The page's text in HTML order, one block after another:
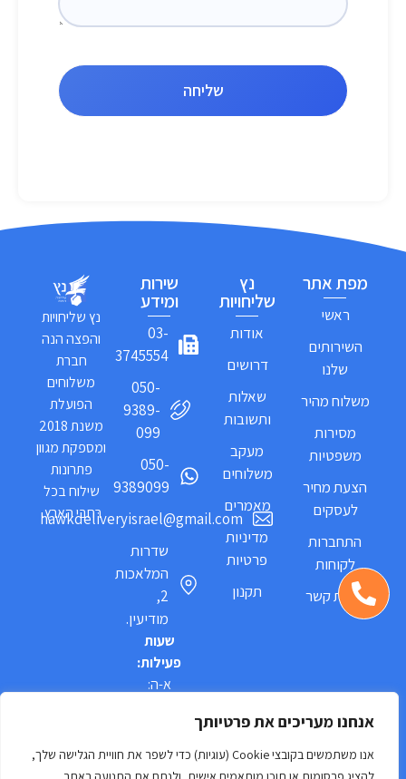
אנחנו מעריכים את פרטיותך
אנו משתמשים בקובצי Cookie (עוגיות) כדי לשפר את חוויית הגלישה שלך,
שליחה
מפת אתר
ראשי
השירותים
שלנו
משלוח מהיר
מסירות
משפטיות
הצעת מחיר
לעסקים
התחברות
לקוחות
יצירת קשר
נץ
שליחויות
אודות
דרושים
שאלות
ותשובות
מעקב
משלוחים
מאמרים
מדיניות
פרטיות
תקנון
שירות
ומידע
03-
3745554
050-
9389-
099
050-
9389099
hawkdeliveryisrael@gmail.com
שדרות
המלאכות
2,
מודיעין.
שעות
פעילות:
א-ה:
נץ שליחויות
והפצה הנה
חברת
משלוחים
הפועלת
משנת 2018
ומספקת מגוון
פתרונות
שילוח בכל
רחבי הארץ.